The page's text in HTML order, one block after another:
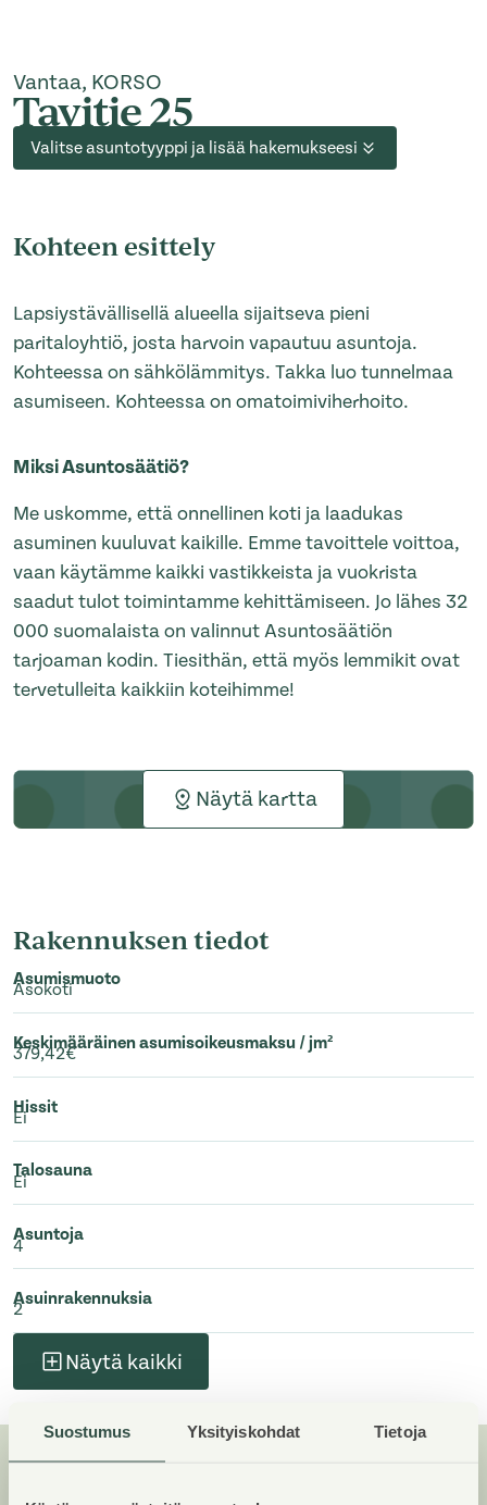
Suostumus Yksityiskohdat Tietoja
Vantaa, KORSO
Tavitie 25
Valitse asuntotyyppi ja lisää hakemukseesi
Kohteen esittely
Lapsiystävällisellä alueella sijaitseva pieni
paritaloyhtiö, josta harvoin vapautuu asuntoja.
Kohteessa on sähkölämmitys. Takka luo tunnelmaa
asumiseen. Kohteessa on omatoimiviherhoito.
Miksi Asuntosäätiö?
Me uskomme, että onnellinen koti ja laadukas
asuminen kuuluvat kaikille. Emme tavoittele voittoa,
vaan käytämme kaikki vastikkeista ja vuokrista
saadut tulot toimintamme kehittämiseen. Jo lähes 32
000 suomalaista on valinnut Asuntosäätiön
tarjoaman kodin. Tiesithän, että myös lemmikit ovat
tervetulleita kaikkiin koteihimme!
Näytä kartta
Rakennuksen tiedot
Asumismuoto
Asokoti
Keskimääräinen asumisoikeusmaksu / jm²
379,42€
Hissit
Ei
Talosauna
Ei
Asuntoja
4
Asuinrakennuksia
2
Näytä kaikki